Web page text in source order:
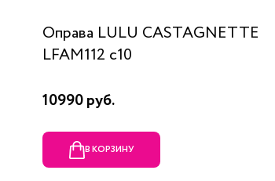
Оправа LULU CASTAGNETTE
LFAM112 c10
10990 руб.
В КОРЗИНУ